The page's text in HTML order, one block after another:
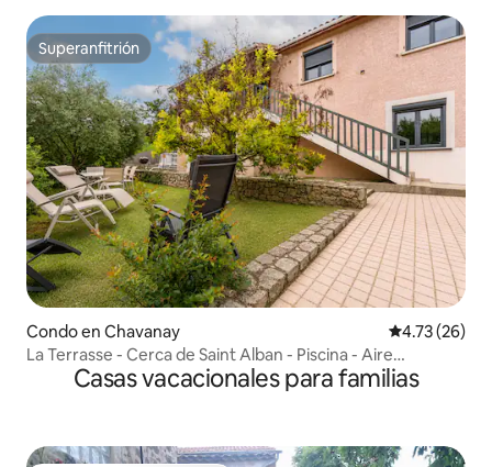
Superanfitrión
Superanfitrión
Condo en Chavanay Calificación
4.73 (26)
La Terrasse - Cerca de Saint Alban - Piscina - Aire
acondicionado
Casas vacacionales para familias